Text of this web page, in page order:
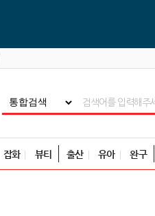
잡화 뷰티 출산 유아 완구